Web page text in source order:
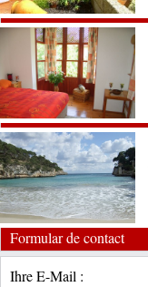
Formular de contact
Ihre E-Mail :